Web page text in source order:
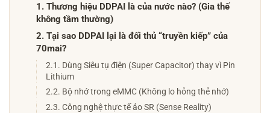
1. Thương hiệu DDPAI là của nước nào? (Gia thế
không tầm thường)
2. Tại sao DDPAI lại là đối thủ “truyền kiếp” của
70mai?
2.1. Dùng Siêu tụ điện (Super Capacitor) thay vì Pin
Lithium
2.2. Bộ nhớ trong eMMC (Không lo hỏng thẻ nhớ)
2.3. Công nghệ thực tế ảo SR (Sense Reality)